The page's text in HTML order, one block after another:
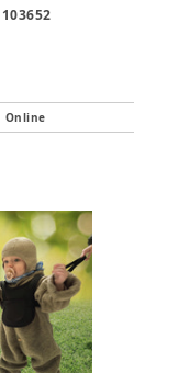
103652
Online